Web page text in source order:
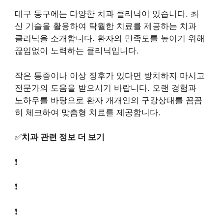
대구 동구에는 다양한 치과 클리닉이 있습니다. 최
신 기술을 활용하여 탁월한 치료를 제공하는 치과
클리닉을 소개합니다. 환자의 만족도를 높이기 위해
끊임없이 노력하는 클리닉입니다.
작은 통증이나 이상 징후가 있다면 방치하지 마시고
전문가의 도움을 받으시기 바랍니다. 오랜 경험과
노하우를 바탕으로 환자 개개인의 구강상태를 꼼꼼
히 체크하여 맞춤형 치료를 제공합니다.
✅치과 관련 정보 더 보기
❗
❗
❗